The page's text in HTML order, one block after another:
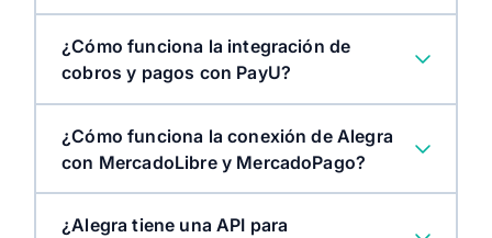
¿Cómo funciona la integración de
cobros y pagos con PayU?
¿Cómo funciona la conexión de Alegra
con MercadoLibre y MercadoPago?
¿Alegra tiene una API para